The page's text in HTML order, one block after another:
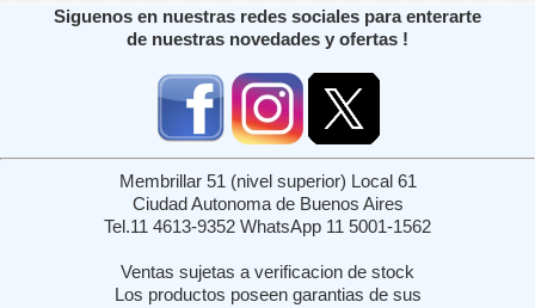
Siguenos en nuestras redes sociales para enterarte
de nuestras novedades y ofertas !
Membrillar 51 (nivel superior) Local 61
Ciudad Autonoma de Buenos Aires
Tel.11 4613-9352 WhatsApp 11 5001-1562
Ventas sujetas a verificacion de stock
Los productos poseen garantias de sus